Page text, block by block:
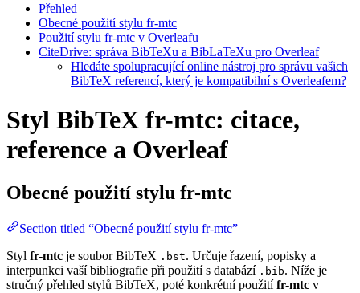
Přehled
Obecné použití stylu fr-mtc
Použití stylu fr-mtc v Overleafu
CiteDrive: správa BibTeXu a BibLaTeXu pro Overleaf
Hledáte spolupracující online nástroj pro správu vašich
BibTeX referencí, který je kompatibilní s Overleafem?
Styl BibTeX fr-mtc: citace,
reference a Overleaf
Obecné použití stylu fr-mtc
Section titled “Obecné použití stylu fr-mtc”
Styl fr-mtc je soubor BibTeX .bst. Určuje řazení, popisky a
interpunkci vaší bibliografie při použití s databází .bib. Níže je
stručný přehled stylů BibTeX, poté konkrétní použitífr-mtc v